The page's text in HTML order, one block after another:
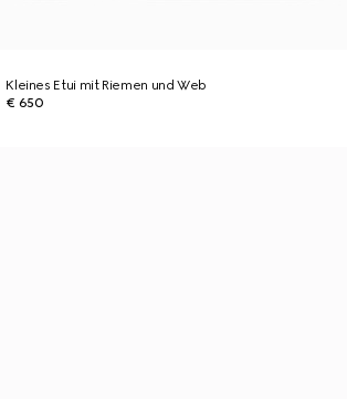
Kleines Etui mit Riemen und Web
€ 650